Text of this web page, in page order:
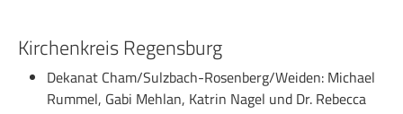
Kirchenkreis Regensburg
Dekanat Cham/Sulzbach-Rosenberg/Weiden: Michael
Rummel, Gabi Mehlan, Katrin Nagel und Dr. Rebecca